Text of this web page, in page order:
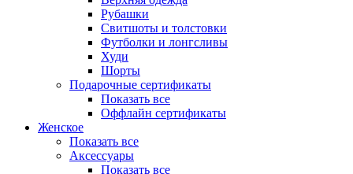
Рубашки
Свитшоты и толстовки
Футболки и лонгсливы
Худи
Шорты
Подарочные сертификаты
Показать все
Оффлайн сертификаты
Женское
Показать все
Аксессуары
Показать все